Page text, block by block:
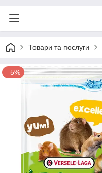
Товари та послуги
–5%